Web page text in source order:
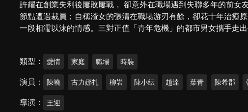
許耀在創業失利後屢敗屢戰， 卻意外在職場遇到失聯多年的前女
節點遭遇裁員；自稱渣女的張清在職場游刃有餘，卻花十年治癒
一段相濡以沫的情感。三對正值「青年危機」的都市男女攜手走出
類型 愛情 家庭 職場 時裝
演員 陳曉 古力娜扎 柳岩 陳小紜 趙達 葉青 陳希郡
導演 王迎